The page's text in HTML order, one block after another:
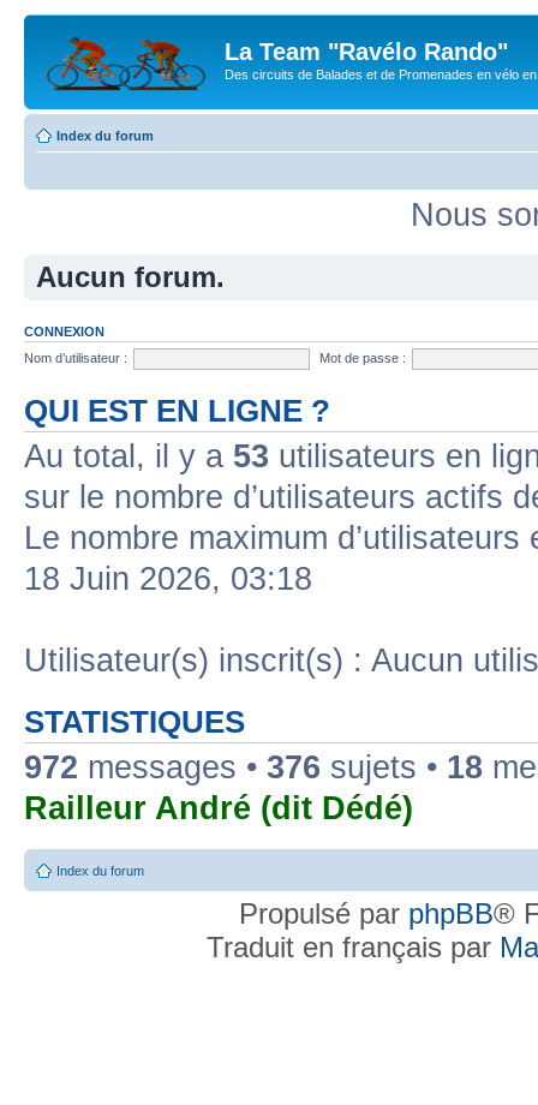
La Team "Ravélo Rando"
Des circuits de Balades et de Promenades en vélo
Index du forum
Nous
Aucun forum.
CONNEXION
Nom d’utilisateur :
Mot de passe :
QUI EST EN LIGNE ?
Au total, il y a 53 utilisateurs en
sur le nombre d’utilisateurs actifs
Le nombre maximum
18 Juin 2026, 03:18
Utilisateur(s) inscrit(s) : Aucun
STATISTIQUES
972 messages • 376 sujets • 18
Railleur André (dit Dédé)
Index du forum
Propulsé par phpBB®
Traduit en français par